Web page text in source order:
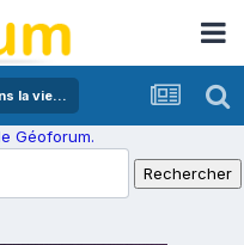
la vie...
Géoforum.